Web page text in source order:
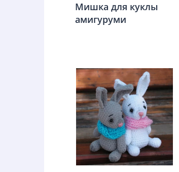
Мишка для куклы
амигуруми